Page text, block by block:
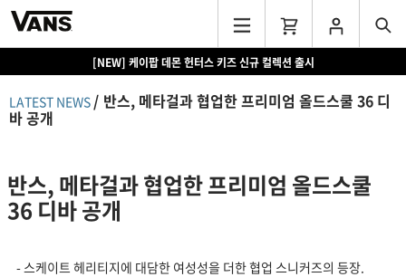
[NEW] 케이팝 데몬 헌터스 키즈 신규 컬렉션 출시
[EVENT] 15만원 이상 구매 시 쿨러백 증정
LATEST NEWS 반스, 메타걸과 협업한 프리미엄 올드스쿨 36 디
바 공개
반스, 메타걸과 협업한 프리미엄 올드스쿨
36 디바 공개
- 스케이트 헤리티지에 대담한 여성성을 더한 협업 스니커즈의 등장.